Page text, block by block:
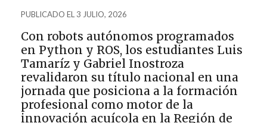
PUBLICADO EL 3 JULIO, 2026
Con robots autónomos programados
en Python y ROS, los estudiantes Luis
Tamaríz y Gabriel Inostroza
revalidaron su título nacional en una
jornada que posiciona a la formación
profesional como motor de la
innovación acuícola en la Región de